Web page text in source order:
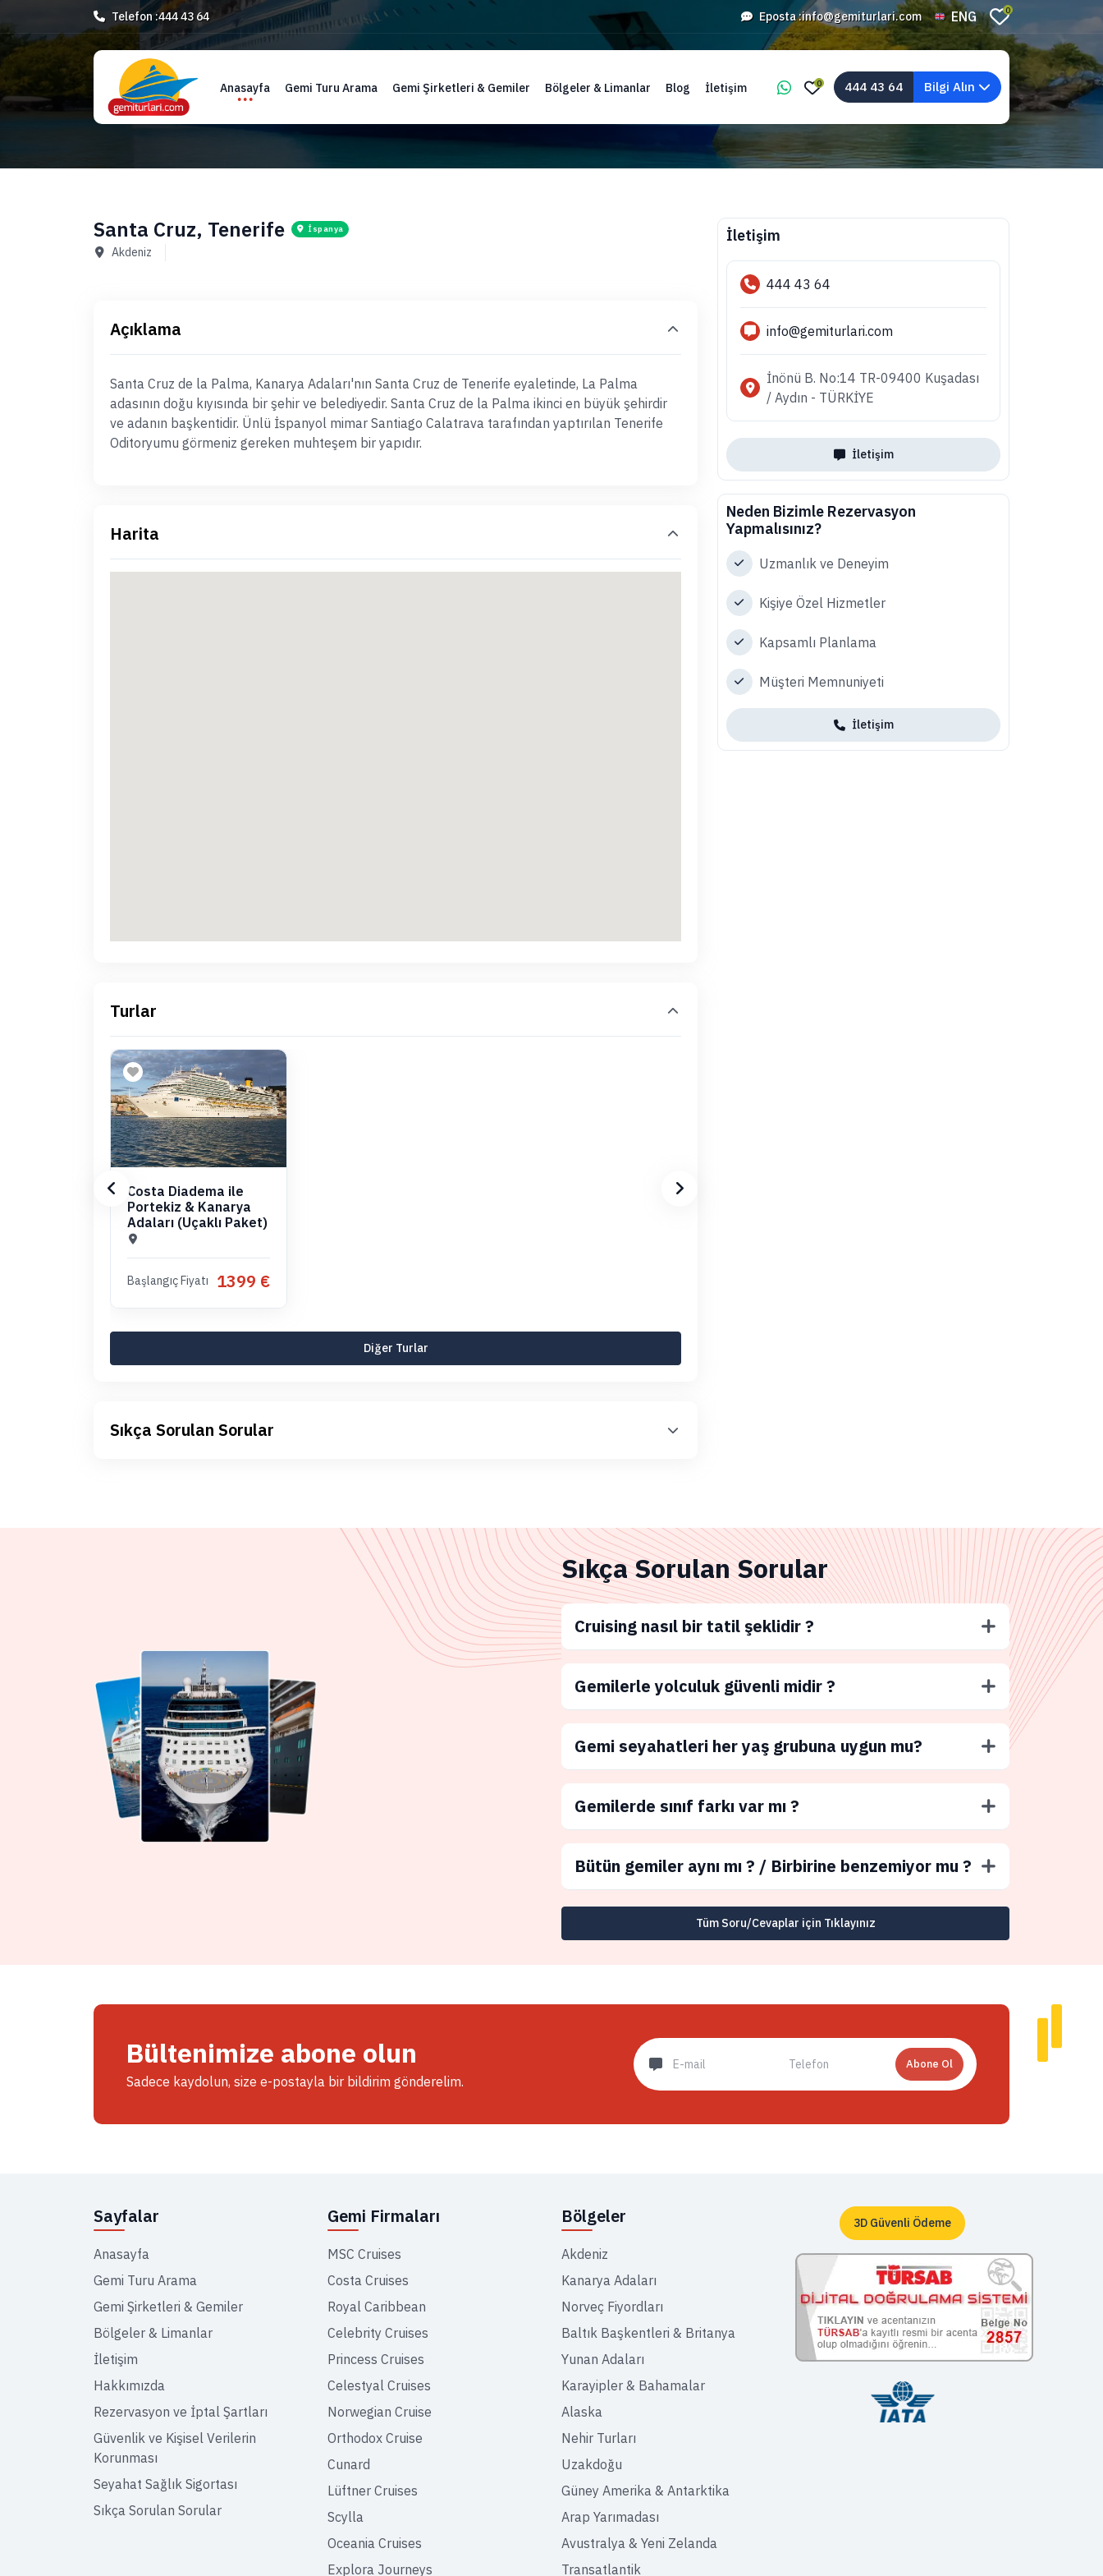
Telefon :444 43 64 Eposta :info@gemiturlari.com ENG 0
Anasayfa Gemi Turu Arama Gemi Şirketleri & Gemiler Bölgeler & Limanlar Blog İletişim 0 444 43 64 Bilgi Alın
Santa Cruz, Tenerife İspanya
Akdeniz
Açıklama
Santa Cruz de la Palma, Kanarya Adaları'nın Santa Cruz de Tenerife eyaletinde, La Palma
adasının doğu kıyısında bir şehir ve belediyedir. Santa Cruz de la Palma ikinci en büyük şehirdir
ve adanın başkentidir. Ünlü İspanyol mimar Santiago Calatrava tarafından yaptırılan Tenerife
Oditoryumu görmeniz gereken muhteşem bir yapıdır.
Harita
Turlar
Costa Diadema ile
Portekiz & Kanarya
Adaları (Uçaklı Paket)
Başlangıç Fiyatı 1399 €
Diğer Turlar
Sıkça Sorulan Sorular
İletişim
444 43 64
info@gemiturlari.com
İnönü B. No:14 TR-09400 Kuşadası
/ Aydın - TÜRKİYE
İletişim
Neden Bizimle Rezervasyon
Yapmalısınız?
Uzmanlık ve Deneyim
Kişiye Özel Hizmetler
Kapsamlı Planlama
Müşteri Memnuniyeti
İletişim
Sıkça Sorulan Sorular
Cruising nasıl bir tatil şeklidir ?
Gemilerle yolculuk güvenli midir ?
Gemi seyahatleri her yaş grubuna uygun mu?
Gemilerde sınıf farkı var mı ?
Bütün gemiler aynı mı ? / Birbirine benzemiyor mu ?
Tüm Soru/Cevaplar için Tıklayınız
Bültenimize abone olun
Sadece kaydolun, size e-postayla bir bildirim gönderelim.
Abone Ol
Sayfalar
Anasayfa
Gemi Turu Arama
Gemi Şirketleri & Gemiler
Bölgeler & Limanlar
İletişim
Hakkımızda
Rezervasyon ve İptal Şartları
Güvenlik ve Kişisel Verilerin
Korunması
Seyahat Sağlık Sigortası
Sıkça Sorulan Sorular
Gemi Firmaları
MSC Cruises
Costa Cruises
Royal Caribbean
Celebrity Cruises
Princess Cruises
Celestyal Cruises
Norwegian Cruise
Orthodox Cruise
Cunard
Lüftner Cruises
Scylla
Oceania Cruises
Explora Journeys
Bölgeler
Akdeniz
Kanarya Adaları
Norveç Fiyordları
Baltık Başkentleri & Britanya
Yunan Adaları
Karayipler & Bahamalar
Alaska
Nehir Turları
Uzakdoğu
Güney Amerika & Antarktika
Arap Yarımadası
Avustralya & Yeni Zelanda
Transatlantik
3D Güvenli Ödeme